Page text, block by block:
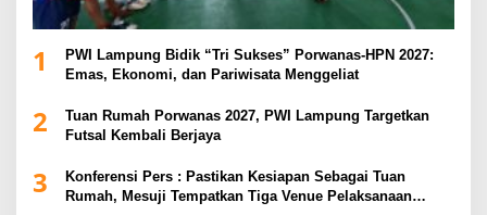
1
PWI Lampung Bidik “Tri Sukses” Porwanas-HPN 2027:
Emas, Ekonomi, dan Pariwisata Menggeliat
2
Tuan Rumah Porwanas 2027, PWI Lampung Targetkan
Futsal Kembali Berjaya
3
Konferensi Pers : Pastikan Kesiapan Sebagai Tuan
Rumah, Mesuji Tempatkan Tiga Venue Pelaksanaan